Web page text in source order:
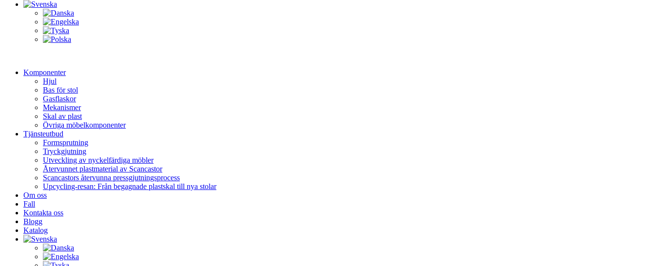
Komponenter
Hjul
Bas för stol
Gasflaskor
Mekanismer
Skal av plast
Övriga möbelkomponenter
Tjänsteutbud
Formsprutning
Tryckgjutning
Utveckling av nyckelfärdiga möbler
Återvunnet plastmaterial av Scancastor
Scancastors återvunna pressgjutningsprocess
Upcycling-resan: Från begagnade plastskal till nya stolar
Om oss
Fall
Kontakta oss
Blogg
Katalog